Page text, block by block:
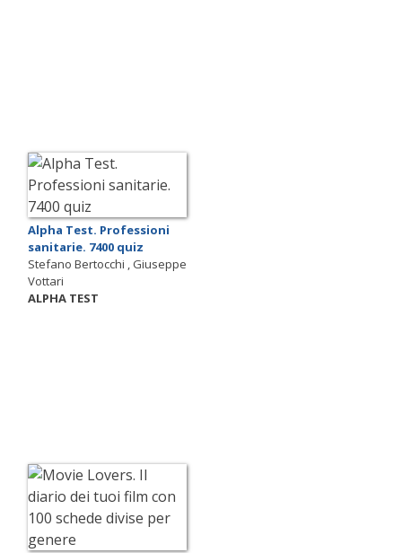
Alpha Test. Professioni
sanitarie. 7400 quiz
Stefano Bertocchi , Giuseppe
Vottari
ALPHA TEST